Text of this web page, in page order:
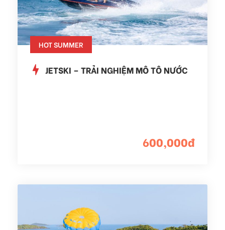
HOT SUMMER
JETSKI – TRẢI NGHIỆM MÔ TÔ NƯỚC
600,000đ